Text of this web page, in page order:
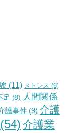
(11) ストレス (6)
足 (8) 人間関係
護事件 (9) 介護
(54) 介護業